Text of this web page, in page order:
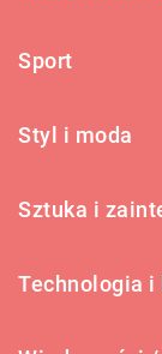
Sport
Styl i moda
Sztuka i
Technologia i